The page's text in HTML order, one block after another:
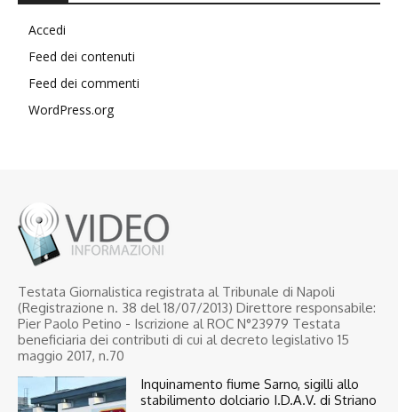
Accedi
Feed dei contenuti
Feed dei commenti
WordPress.org
Testata Giornalistica registrata al Tribunale di Napoli
(Registrazione n. 38 del 18/07/2013) Direttore responsabile:
Pier Paolo Petino - Iscrizione al ROC N°23979 Testata
beneficiaria dei contributi di cui al decreto legislativo 15
maggio 2017, n.70
Inquinamento fiume Sarno, sigilli allo
stabilimento dolciario I.D.A.V. di Striano